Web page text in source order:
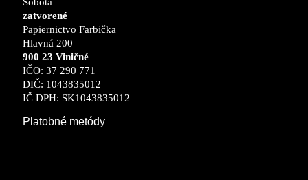
Sobota
zatvorené
Papiernictvo Farbička
Hlavná 200
900 23 Viničné
IČO: 37 290 771
DIČ: 1043835012
IČ DPH: SK1043835012
Platobné metódy